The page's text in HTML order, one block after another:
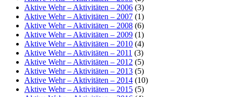
Aktive Wehr – Aktivitäten – 2006 (3)
Aktive Wehr – Aktivitäten – 2007 (1)
Aktive Wehr – Aktivitäten – 2008 (6)
Aktive Wehr – Aktivitäten – 2009 (1)
Aktive Wehr – Aktivitäten – 2010 (4)
Aktive Wehr – Aktivitäten – 2011 (3)
Aktive Wehr – Aktivitäten – 2012 (5)
Aktive Wehr – Aktivitäten – 2013 (5)
Aktive Wehr – Aktivitäten – 2014 (10)
Aktive Wehr – Aktivitäten – 2015 (5)